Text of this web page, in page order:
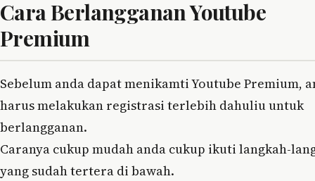
Cara Berlangganan Youtube
Premium
Sebelum anda dapat menikamti Youtube Premium,
harus melakukan registrasi terlebih dahuliu untuk
berlangganan.
Caranya cukup mudah anda cukup ikuti langkah-
yang sudah tertera di bawah.